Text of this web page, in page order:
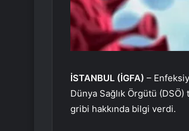
İSTANBUL (İGFA) –
Dünya Sağlık Örgütü
gribi hakkında bilgi verdi.